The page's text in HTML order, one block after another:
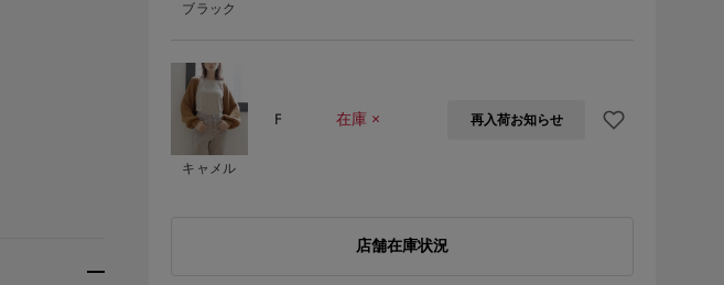
ブラック
キャメル
F 在庫 × 再入荷お知らせ
店舗在庫状況